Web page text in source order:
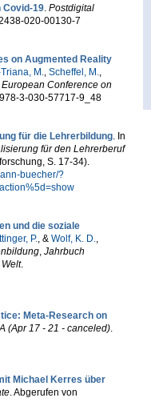
Covid-19. Postdigital
020-00130-7
on Augmented Reality
M., Scheffel, M.,
Conference on
3-030-57717-9_48
für die Lehrerbildung. In
für den Lehrerberuf
S. 17-34).
buecher/?
und die soziale
P., & Wolf, K. D.,
, Jahrbuch
.
Meta-Research on
(Apr 17 - 21 - canceled).
Michael Kerres über
. Abgerufen von